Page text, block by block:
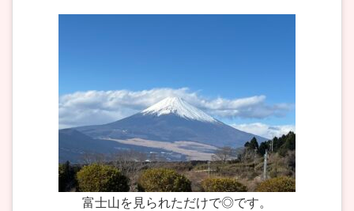
富士山を見られただけで◎です。